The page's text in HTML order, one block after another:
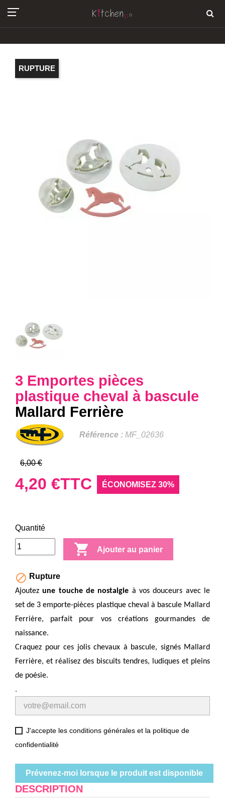
RUPTURE
3 Emportes pièces
plastique cheval à bascule
Mallard Ferrière
Référence : MF_02636
6,00 €
4,20 €TTC ÉCONOMISEZ 30%
Quantité
 Ajouter au panier
 Rupture
Ajoutez une touche de nostalgie à vos douceurs avec le
set de 3 emporte-pièces plastique cheval à bascule Mallard
Ferrière, parfait pour vos créations gourmandes de
naissance.
Craquez pour ces jolis chevaux à bascule, signés Mallard
Ferrière, et réalisez des biscuits tendres, ludiques et pleins
de poésie.
.
J'accepte les conditions générales et la politique de
confidentialité
Prévenez-moi lorsque le produit est disponible
DESCRIPTION